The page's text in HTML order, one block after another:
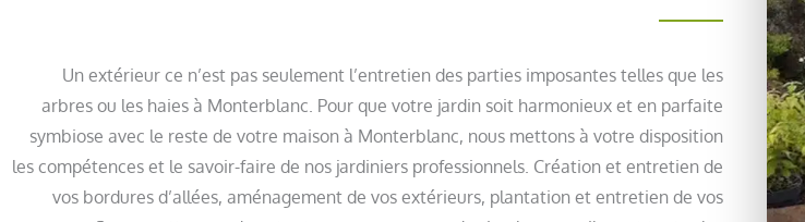
Un extérieur ce n’est pas seulement l’entretien des parties imposantes telles que les
arbres ou les haies à Monterblanc. Pour que votre jardin soit harmonieux et en parfaite
symbiose avec le reste de votre maison à Monterblanc, nous mettons à votre disposition
les compétences et le savoir-faire de nos jardiniers professionnels. Création et entretien de
vos bordures d’allées, aménagement de vos extérieurs, plantation et entretien de vos